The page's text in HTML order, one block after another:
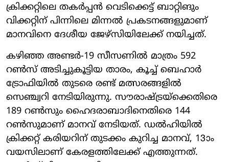
ക്രിക്കറ്റിലെ തകർപ്പൻ വെടിക്കെട്ട് ബാറ്റിങും
വിക്കറ്റിന് പിന്നിലെ മിന്നൽ പ്രകടനങ്ങളുമാണ്
മാനവിനെ ദേശീയ ജേഴ്സിയിലേക്ക് നയിച്ചത്.
കഴിഞ്ഞ അണ്ടർ-19 സീസണിൽ മാത്രം 592
റൺസ് അടിച്ചുകൂട്ടിയ താരം, കൂച്ച് ബെഹാർ
ട്രോഫിയിൽ തുടരെ രണ്ട് മത്സരങ്ങളിൽ
സെഞ്ച്വറി നേടിയിരുന്നു. സൗരാഷ്ട്രയ്‌ക്കെതിരെ
189 റൺസും ഹൈദരാബാദിനെതിരെ 144
റൺസുമാണ് മാനവ് നേടിയത്. ഡൽഹിയിൽ
ക്രിക്കറ്റ് കരിയറിന് തുടക്കം കുറിച്ച മാനവ്, 13ാം
വയസിലാണ് കേരളത്തിലേക്ക് എത്തുന്നത്.